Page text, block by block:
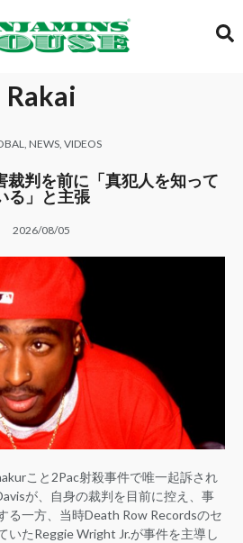
LOGIN
Rakai
NEWS, VIDEOS
裁判を前に「真犯人を知って
る」と主張
2026/08/05
こと2Pac射殺事件で唯一起訴され
が、自身の裁判を目前に控え、事
る一方、当時Death Row Recordsのセ
いたReggie Wright Jr.が事件を主導し